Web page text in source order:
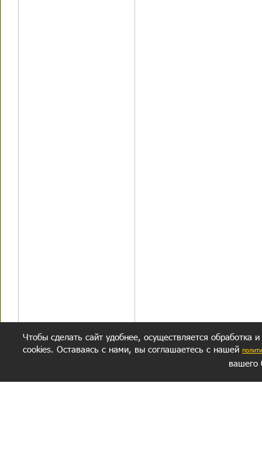
Чтобы сделать сайт удобнее, осуществляется обработка
cookies. Оставаясь с нами, вы соглашаетесь с нашей
вашего